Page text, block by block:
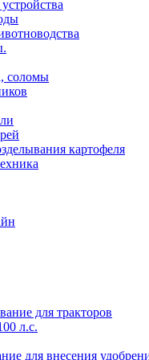
соломы
картофеля
для тракторов
л.с.
для внесения